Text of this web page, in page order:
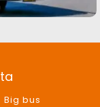
Big bus